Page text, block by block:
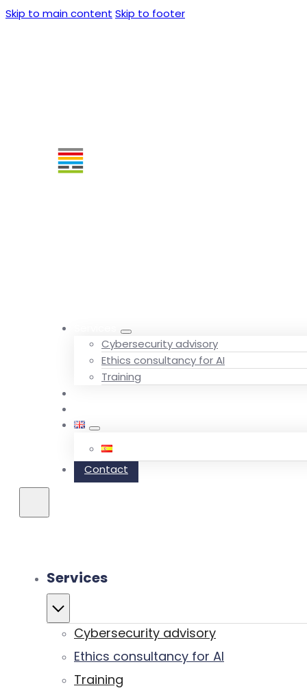
Skip to main content Skip to footer
Cybersecurity advisory
Ethics consultancy for AI
Training
Contact
Services
Cybersecurity advisory
Ethics consultancy for AI
Training